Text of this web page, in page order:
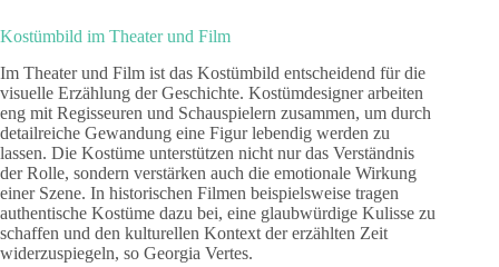
Kostümbild im Theater und Film
Im Theater und Film ist das Kostümbild entscheidend für die
visuelle Erzählung der Geschichte. Kostümdesigner arbeiten
eng mit Regisseuren und Schauspielern zusammen, um durch
detailreiche Gewandung eine Figur lebendig werden zu
lassen. Die Kostüme unterstützen nicht nur das Verständnis
der Rolle, sondern verstärken auch die emotionale Wirkung
einer Szene. In historischen Filmen beispielsweise tragen
authentische Kostüme dazu bei, eine glaubwürdige Kulisse zu
schaffen und den kulturellen Kontext der erzählten Zeit
widerzuspiegeln, so Georgia Vertes.